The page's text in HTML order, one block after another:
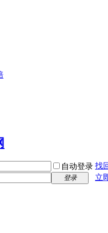
自动登录 找
登录
立